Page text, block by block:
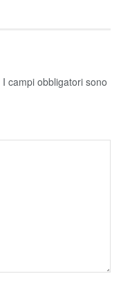
I campi obbligatori sono